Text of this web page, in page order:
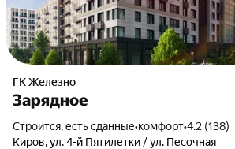
ГК Железно
Зарядное
Строится, есть сданные•комфорт•4.2 (138)
Киров, ул. 4-й Пятилетки / ул. Песочная